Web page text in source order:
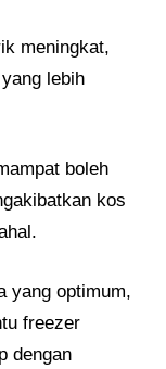
meningkat,
lebih
boleh
kos
yang optimum,
freezer
dengan